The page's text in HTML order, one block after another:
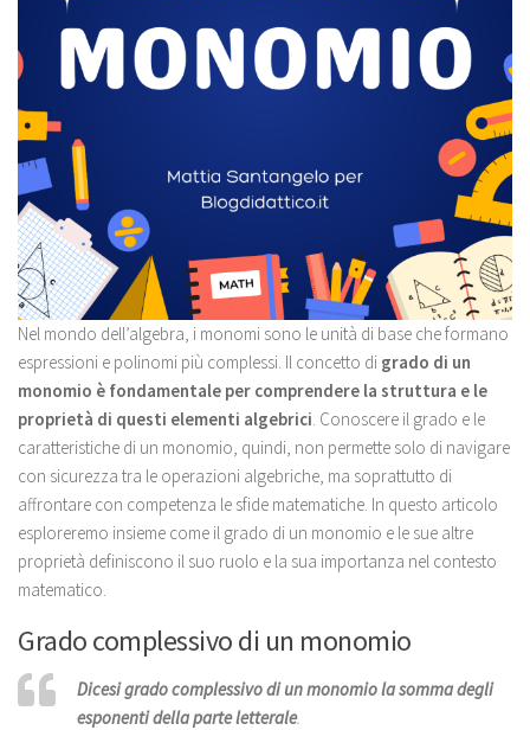
Nel mondo dell’algebra, i monomi sono le unità di base che formano
espressioni e polinomi più complessi. Il concetto di grado di un
monomio è fondamentale per comprendere la struttura e le
proprietà di questi elementi algebrici . Conoscere il grado e le
caratteristiche di un monomio, quindi, non permette solo di navigare
con sicurezza tra le operazioni algebriche, ma soprattutto di
affrontare con competenza le sfide matematiche. In questo articolo
esploreremo insieme come il grado di un monomio e le sue altre
proprietà definiscono il suo ruolo e la sua importanza nel contesto
matematico.
Grado complessivo di un monomio
Dicesi grado complessivo di un monomio la somma degli
esponenti della parte letterale.